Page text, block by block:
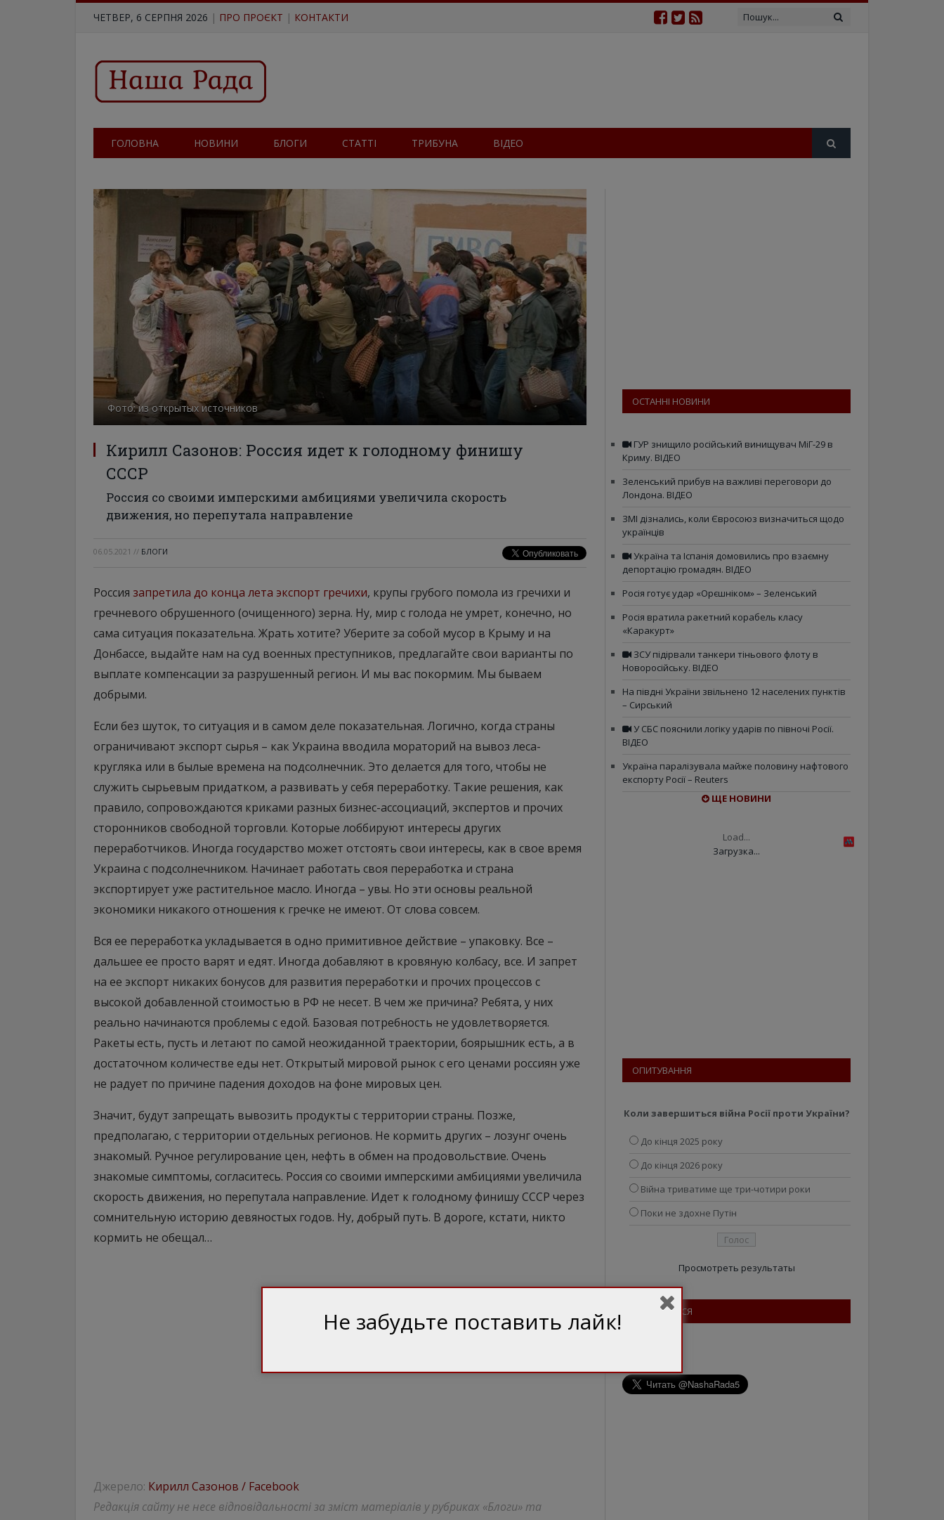
ЧЕТВЕР, 6 СЕРПНЯ 2026 | ПРО ПРОЄКТ | КОНТАКТИ
ГОЛОВНА НОВИНИ БЛОГИ СТАТТІ ТРИБУНА ВІДЕО
Фото: из открытых источников
Кирилл Сазонов: Россия идет к голодному финишу
СССР
Россия со своими имперскими амбициями увеличила скорость
движения, но перепутала направление
06.05.2021 // БЛОГИ
Россия запретила до конца лета экспорт гречихи, крупы грубого помола из гречихи и
гречневого обрушенного (очищенного) зерна. Ну, мир с голода не умрет, конечно, но
сама ситуация показательна. Жрать хотите? Уберите за собой мусор в Крыму и на
Донбассе, выдайте нам на суд военных преступников, предлагайте свои варианты по
выплате компенсации за разрушенный регион. И мы вас покормим. Мы бываем
добрыми.
Если без шуток, то ситуация и в самом деле показательная. Логично, когда страны
ограничивают экспорт сырья – как Украина вводила мораторий на вывоз леса-
кругляка или в былые времена на подсолнечник. Это делается для того, чтобы не
служить сырьевым придатком, а развивать у себя переработку. Такие решения, как
правило, сопровождаются криками разных бизнес-ассоциаций, экспертов и прочих
сторонников свободной торговли. Которые лоббируют интересы других
переработчиков. Иногда государство может отстоять свои интересы, как в свое время
Украина с подсолнечником. Начинает работать своя переработка и страна
экспортирует уже растительное масло. Иногда – увы. Но эти основы реальной
экономики никакого отношения к гречке не имеют. От слова совсем.
Вся ее переработка укладывается в одно примитивное действие – упаковку. Все –
дальшее ее просто варят и едят. Иногда добавляют в кровяную колбасу, все. И запрет
на ее экспорт никаких бонусов для развития переработки и прочих процессов с
высокой добавленной стоимостью в РФ не несет. В чем же причина? Ребята, у них
реально начинаются проблемы с едой. Базовая потребность не удовлетворяется.
Ракеты есть, пусть и летают по самой неожиданной траектории, боярышник есть, а в
достаточном количестве еды нет. Открытый мировой рынок с его ценами россиян уже
не радует по причине падения доходов на фоне мировых цен.
Значит, будут запрещать вывозить продукты с территории страны. Позже,
предполагаю, с территории отдельных регионов. Не кормить других – лозунг очень
знакомый. Ручное регулирование цен, нефть в обмен на продовольствие. Очень
знакомые симптомы, согласитесь. Россия со своими имперскими амбициями увеличила
скорость движения, но перепутала направление. Идет к голодному финишу СССР через
сомнительную историю девяностых годов. Ну, добрый путь. В дороге, кстати, никто
кормить не обещал…
Джерело: Кирилл Сазонов / Facebook
Редакція сайту не несе відповідальності за зміст матеріалів у рубриках «Блоги» та
ОСТАННІ НОВИНИ
ГУР знищило російський винищувач МіГ-29 в
Криму. ВІДЕО
Зеленський прибув на важливі переговори до
Лондона. ВІДЕО
ЗМІ дізнались, коли Євросоюз визначиться щодо
українців
Україна та Іспанія домовились про взаємну
депортацію громадян. ВІДЕО
Росія готує удар «Орєшніком» – Зеленський
Росія вратила ракетний корабель класу
«Каракурт»
ЗСУ підірвали танкери тіньового флоту в
Новоросійську. ВІДЕО
На півдні України звільнено 12 населених пунктів
– Сирський
У СБС пояснили логіку ударів по півночі Росії.
ВІДЕО
Україна паралізувала майже половину нафтового
експорту Росії – Reuters
ЩЕ НОВИНИ
Load...
Загрузка...
ОПИТУВАННЯ
Коли завершиться війна Росії проти України?
До кінця 2025 року
До кінця 2026 року
Війна триватиме ще три-чотири роки
Поки не здохне Путін
Просмотреть результаты
ПІДПИШІТЬСЯ
Не забудьте поставить лайк!